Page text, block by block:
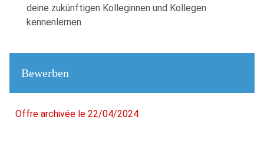
deine zukünftigen Kolleginnen und Kollegen
kennenlernen
Bewerben
Offre archivée le 22/04/2024